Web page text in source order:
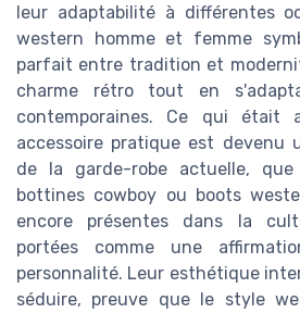
leur adaptabilité à différentes
western homme et femme
parfait entre tradition et
charme rétro tout en
contemporaines. Ce qui était
accessoire pratique est devenu
de la garde-robe actuelle,
bottines cowboy ou boots
encore présentes dans la
portées comme une
personnalité. Leur esthétique
séduire, preuve que le style